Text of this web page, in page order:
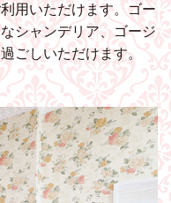
用いただけます。ゴー
シャンデリア、ゴージ
ごしいただけます。